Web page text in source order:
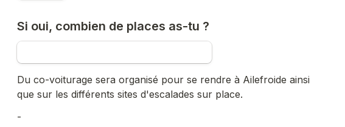
Si oui, combien de places as-tu ?
Du co-voiturage sera organisé pour se rendre à Ailefroide ainsi
que sur les différents sites d'escalades sur place.
-